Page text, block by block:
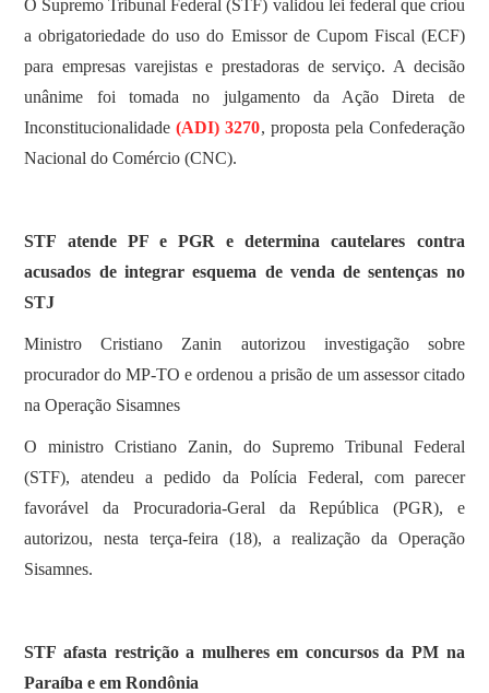
O Supremo Tribunal Federal (STF) validou lei federal que criou
a obrigatoriedade do uso do Emissor de Cupom Fiscal (ECF)
para empresas varejistas e prestadoras de serviço. A decisão
unânime foi tomada no julgamento da Ação Direta de
Inconstitucionalidade(ADI) 3270, proposta pela Confederação
Nacional do Comércio (CNC).
STF atende PF e PGR e determina cautelares contra
acusados de integrar esquema de venda de sentenças no
STJ
Ministro Cristiano Zanin autorizou investigação sobre
procurador do MP-TO e ordenou a prisão de um assessor citado
na Operação Sisamnes
O ministro Cristiano Zanin, do Supremo Tribunal Federal
(STF), atendeu a pedido da Polícia Federal, com parecer
favorável da Procuradoria-Geral da República (PGR), e
autorizou, nesta terça-feira (18), a realização da Operação
Sisamnes.
STF afasta restrição a mulheres em concursos da PM na
Paraíba e em Rondônia